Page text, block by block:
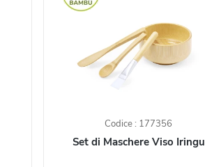
Codice : 177356
Set di Maschere Viso Iringu